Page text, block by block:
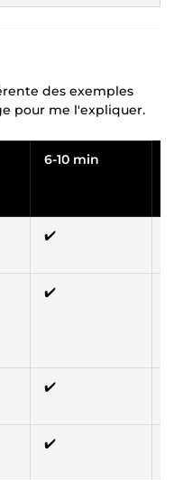
des exemples
pour me l'expliquer.
6-10 min
✔️
✔️
✔️
✔️